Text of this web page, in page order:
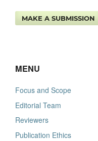
MAKE A SUBMISSION
MENU
Focus and Scope
Editorial Team
Reviewers
Publication Ethics